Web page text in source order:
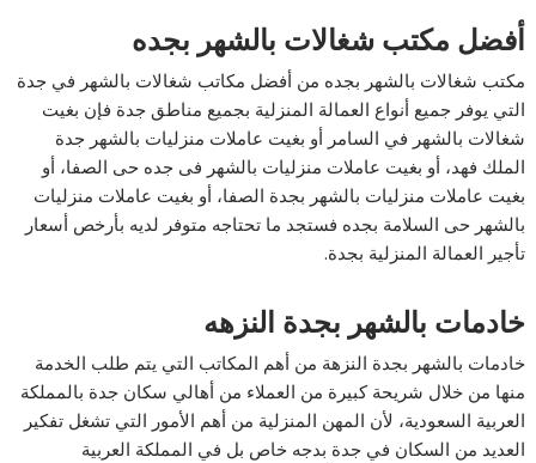
أفضل مكتب شغالات بالشهر بجده
مكتب شغالات بالشهر بجده من أفضل مكاتب شغالات بالشهر في جدة
التي يوفر جميع أنواع العمالة المنزلية بجميع مناطق جدة فإن بغيت
شغالات بالشهر في السامر أو بغيت عاملات منزليات بالشهر جدة
الملك فهد، أو بغيت عاملات منزليات بالشهر فى جده حى الصفا، أو
بغيت عاملات منزليات بالشهر بجدة الصفا، أو بغيت عاملات منزليات
بالشهر حى السلامة بجده فستجد ما تحتاجه متوفر لديه بأرخص أسعار
تأجير العمالة المنزلية بجدة.
خادمات بالشهر بجدة النزهه
خادمات بالشهر بجدة النزهة من أهم المكاتب التي يتم طلب الخدمة
منها من خلال شريحة كبيرة من العملاء من أهالي سكان جدة بالمملكة
العربية السعودية، لأن المهن المنزلية من أهم الأمور التي تشغل تفكير
العديد من السكان في جدة بدجه خاص بل في المملكة العربية